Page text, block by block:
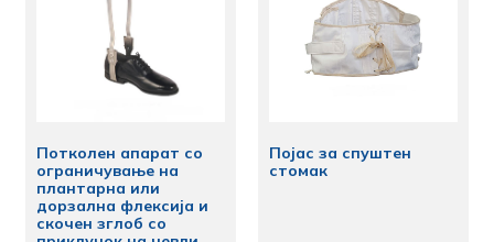
Потколен апарат со
ограничување на
плантарна или
дорзална флексија и
скочен зглоб со
Појас за спуштен
стомак